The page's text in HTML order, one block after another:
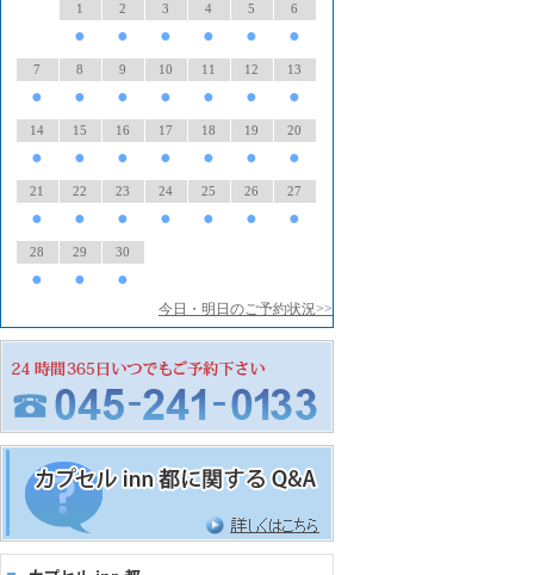
1
●
2
●
3
●
4
●
5
●
6
●
7
●
8
●
9
●
10
●
11
●
12
●
13
●
14
●
15
●
16
●
17
●
18
●
19
●
20
●
21
●
22
●
23
●
24
●
25
●
26
●
27
●
28
●
29
●
30
●
今日・明日のご予約状況>>